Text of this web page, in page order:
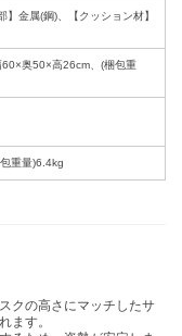
】金属(鋼)、【クッション材】
奥50×高26cm、(梱包重
重量)6.4kg
クの高さにマッチしたサ
ます。